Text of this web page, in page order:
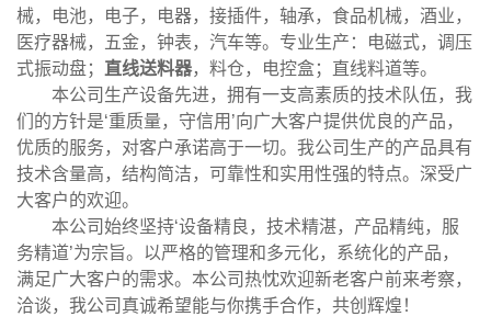
械，电池，电子，电器，接插件，轴承，食品机械，酒业，
医疗器械，五金，钟表，汽车等。专业生产：电磁式，调压
式振动盘； 直线送料器，料仓，电控盒；直线料道等。
本公司生产设备先进，拥有一支高素质的技术队伍，我
们的方针是‘重质量，守信用’向广大客户提供优良的产品，
优质的服务，对客户承诺高于一切。我公司生产的产品具有
技术含量高，结构简洁，可靠性和实用性强的特点。深受广
大客户的欢迎。
本公司始终坚持‘设备精良，技术精湛，产品精纯，服
务精道’为宗旨。以严格的管理和多元化，系统化的产品，
满足广大客户的需求。本公司热忱欢迎新老客户前来考察，
洽谈，我公司真诚希望能与你携手合作，共创辉煌！